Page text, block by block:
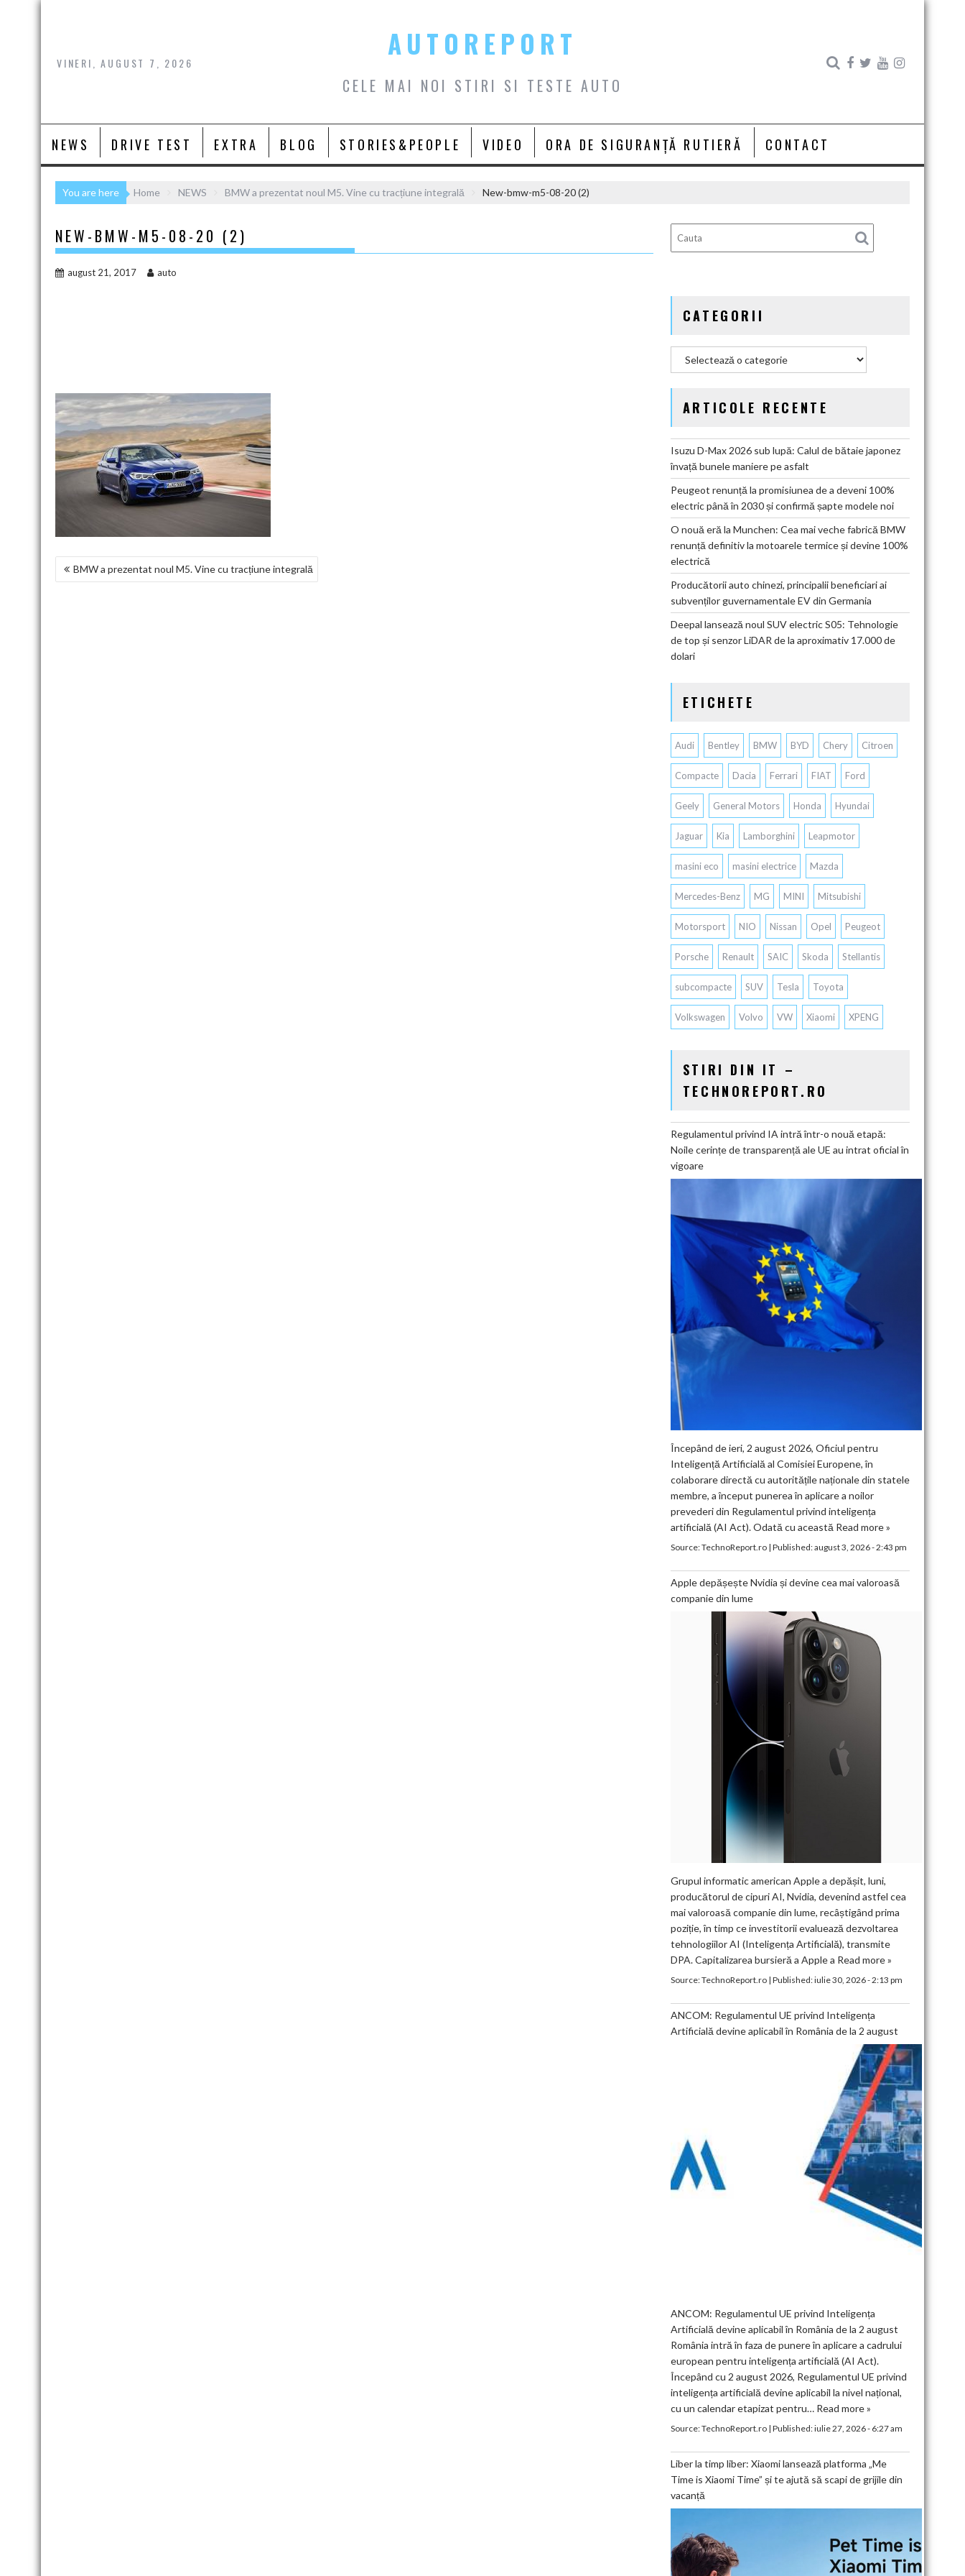
Skip
VINERI, AUGUST 7, 2026
AUTOREPORT
CELE MAI NOI STIRI SI TESTE AUTO
NEWS DRIVE TEST EXTRA BLOG STORIES&PEOPLE VIDEO ORA DE SIGURANȚĂ RUTIERĂ CONTACT
You are here Home NEWS BMW a prezentat noul M5. Vine cu tracțiune integrală New-bmw-m5-08-20 (2)
NEW-BMW-M5-08-20 (2)
august 21, 2017 auto
NAVIGARE
BMW a prezentat noul M5. Vine cu tracțiune integrală
CATEGORII
ARTICOLE RECENTE
Isuzu D-Max 2026 sub lupă: Calul de bătaie japonez
învață bunele maniere pe asfalt
Peugeot renunță la promisiunea de a deveni 100%
electric până în 2030 și confirmă șapte modele noi
O nouă eră la Munchen: Cea mai veche fabrică BMW
renunță definitiv la motoarele termice și devine 100%
electrică
Producătorii auto chinezi, principalii beneficiari ai
subvenților guvernamentale EV din Germania
Deepal lansează noul SUV electric S05: Tehnologie
de top și senzor LiDAR de la aproximativ 17.000 de
dolari
ETICHETE
Audi Bentley BMW BYD Chery Citroen
Compacte Dacia Ferrari FIAT Ford
Geely General Motors Honda Hyundai
Jaguar Kia Lamborghini Leapmotor
masini eco masini electrice Mazda
Mercedes-Benz MG MINI Mitsubishi
Motorsport NIO Nissan Opel Peugeot
Porsche Renault SAIC Skoda Stellantis
subcompacte SUV Tesla Toyota
Volkswagen Volvo VW Xiaomi XPENG
STIRI DIN IT –
TECHNOREPORT.RO
Regulamentul privind IA intră într-o nouă etapă:
Noile cerințe de transparență ale UE au intrat oficial în
vigoare
Începând de ieri, 2 august 2026, Oficiul pentru
Inteligență Artificială al Comisiei Europene, în
colaborare directă cu autoritățile naționale din statele
membre, a început punerea în aplicare a noilor
prevederi din Regulamentul privind inteligența
artificială (AI Act). Odată cu această Read more »
Source:TechnoReport.ro| Published:august 3, 2026 - 2:43 pm
Apple depășește Nvidia și devine cea mai valoroasă
companie din lume
Grupul informatic american Apple a depășit, luni,
producătorul de cipuri AI, Nvidia, devenind astfel cea
mai valoroasă companie din lume, recâștigând prima
poziție, în timp ce investitorii evaluează dezvoltarea
tehnologiilor AI (Inteligența Artificială), transmite
DPA. Capitalizarea bursieră a Apple a Read more »
Source:TechnoReport.ro| Published:iulie 30, 2026 - 2:13 pm
ANCOM: Regulamentul UE privind Inteligența
Artificială devine aplicabil în România de la 2 august
ANCOM: Regulamentul UE privind Inteligența
Artificială devine aplicabil în România de la 2 august
România intră în faza de punere în aplicare a cadrului
european pentru inteligența artificială (AI Act).
Începând cu 2 august 2026, Regulamentul UE privind
inteligența artificială devine aplicabil la nivel național,
cu un calendar etapizat pentru… Read more »
Source:TechnoReport.ro| Published:iulie 27, 2026 - 6:27 am
Liber la timp liber: Xiaomi lansează platforma „Me
Time is Xiaomi Time” și te ajută să scapi de grijile din
vacanță